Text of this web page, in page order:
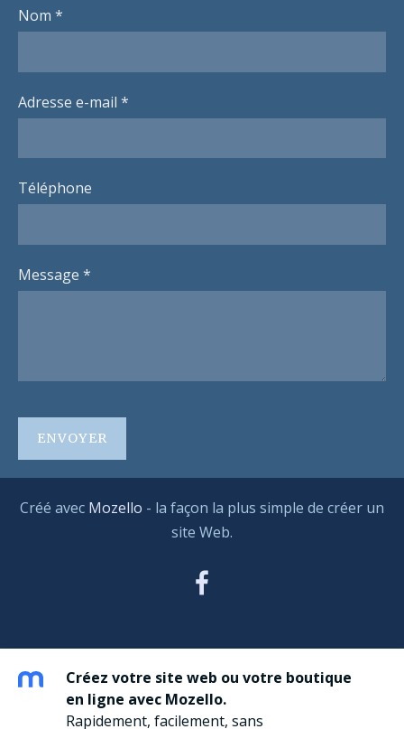
Nom *
Adresse e-mail *
Téléphone
Message *
Créé avec Mozello - la façon la plus simple de créer un
site Web.
Créez votre site web ou votre boutique
en ligne avec Mozello.
Rapidement, facilement, sans